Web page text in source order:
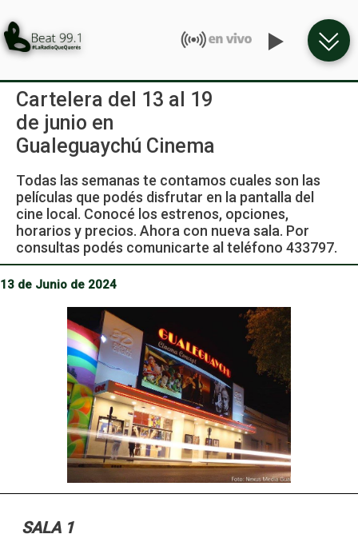
Cartelera del 13 al 19
de junio en
Gualeguaychú Cinema
Todas las semanas te contamos cuales son las
películas que podés disfrutar en la pantalla del
cine local. Conocé los estrenos, opciones,
horarios y precios. Ahora con nueva sala. Por
consultas podés comunicarte al teléfono 433797.
13 de Junio de 2024
SALA 1